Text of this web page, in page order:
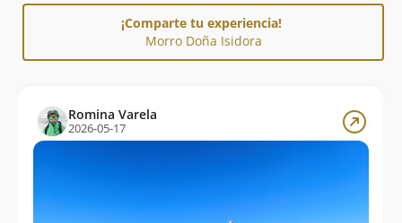
¡Comparte tu experiencia!
Morro Doña Isidora
Romina Varela
2026-05-17